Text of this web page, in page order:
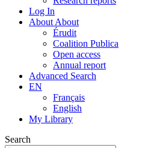
Log In
About About
Érudit
Coalition Publica
Open access
Annual report
Advanced Search
EN
Français
English
My Library
Search